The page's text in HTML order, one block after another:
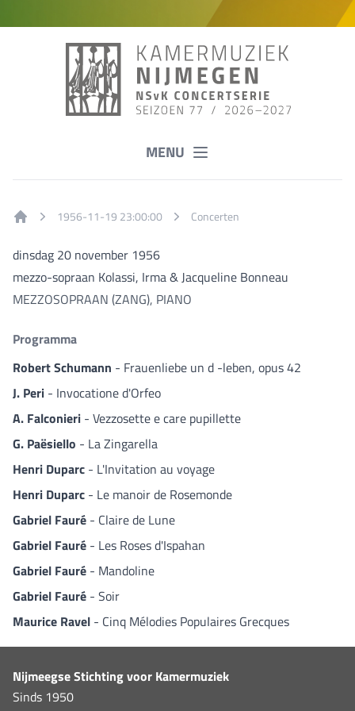
MENU
1956-11-19 23:00:00 Concerten
dinsdag 20 november 1956
mezzo-sopraan Kolassi, Irma & Jacqueline Bonneau
MEZZOSOPRAAN (ZANG), PIANO
Programma
Robert Schumann - Frauenliebe un d -leben, opus 42
J. Peri - Invocatione d'Orfeo
A. Falconieri - Vezzosette e care pupillette
G. Paësiello - La Zingarella
Henri Duparc - L'Invitation au voyage
Henri Duparc - Le manoir de Rosemonde
Gabriel Fauré - Claire de Lune
Gabriel Fauré - Les Roses d'Ispahan
Gabriel Fauré - Mandoline
Gabriel Fauré - Soir
Maurice Ravel - Cinq Mélodies Populaires Grecques
Nijmeegse Stichting voor Kamermuziek
Sinds 1950